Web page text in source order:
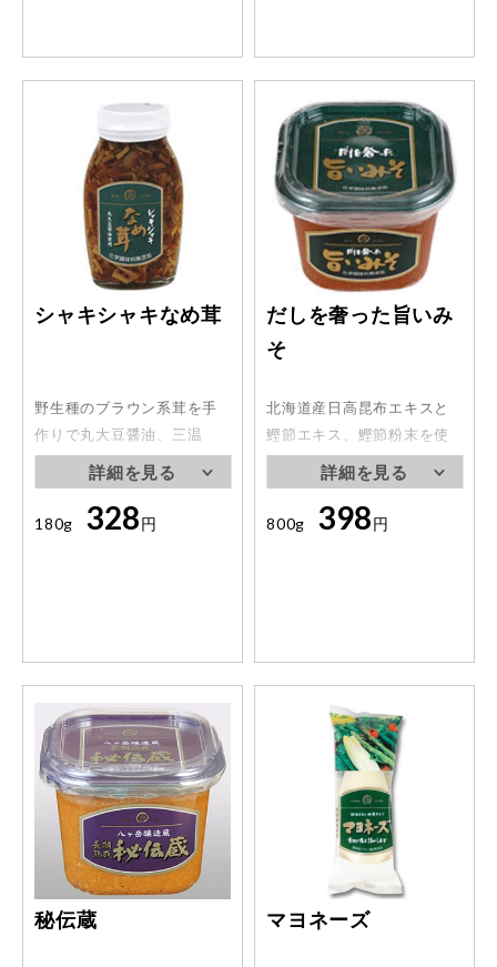
シャキシャキなめ茸
野生種のブラウン系茸を手
作りで丸大豆醤油、三温
糖、天塩で丸い味に仕上げ
ました。シャキシャキした
食感が特徴です。
180g 328円
だしを奢った旨いみ
そ
北海道産日高昆布エキスと
鰹節エキス、鰹節粉末を使
いました。味わいのある鰹
と昆布の美味しさにこだわ
りました。
800g 398円
秘伝蔵 マヨネーズ